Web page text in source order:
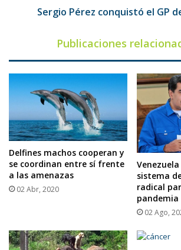
Sergio Pérez conquistó el GP
Publicaciones
Delfines machos cooperan y
se coordinan entre sí frente
a las amenazas
02 Abr, 2020
sistema
radical
pandemia
02 Ago,